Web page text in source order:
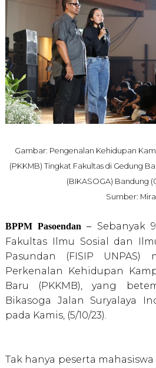
Gambar: Pengenalan Kehidupan
(PKKMB) Tingkat Fakultas di Gedung
(BIKASOGA) Bandung
Sumber:
BPPM Pasoendan – Sebanyak
Fakultas Ilmu Sosial dan
Pasundan (FISIP UNPAS)
Perkenalan Kehidupan
Baru (PKKMB), yang
Bikasoga Jalan Suryalaya
pada Kamis, (5/10/23).
Tak hanya peserta mahasiswa